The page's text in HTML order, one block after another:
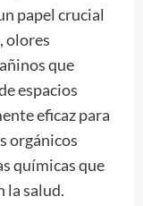
papel crucial
olores
que
espacios
eficaz para
orgánicos
químicas que
la salud.